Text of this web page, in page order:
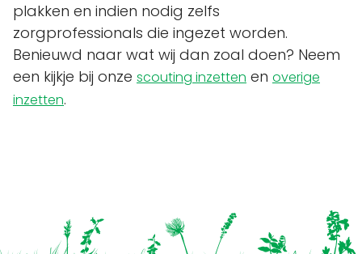
plakken en indien nodig zelfs
zorgprofessionals die ingezet worden.
Benieuwd naar wat wij dan zoal doen? Neem
een kijkje bij onze scouting inzetten en overige
inzetten.